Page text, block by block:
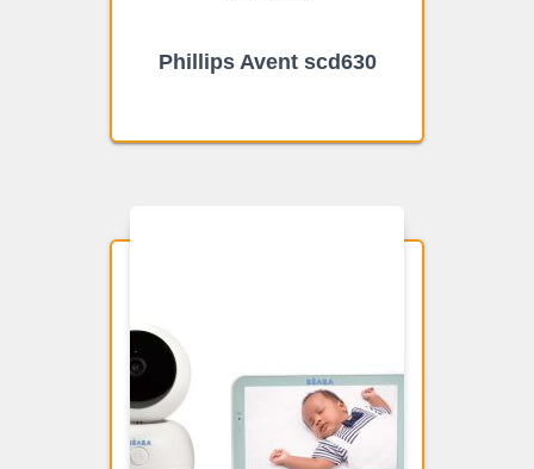
Phillips Avent scd630